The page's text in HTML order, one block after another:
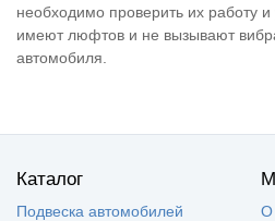
необходимо проверить их работу и
имеют люфтов и не вызывают
автомобиля.
Каталог
Подвеска автомобилей
О